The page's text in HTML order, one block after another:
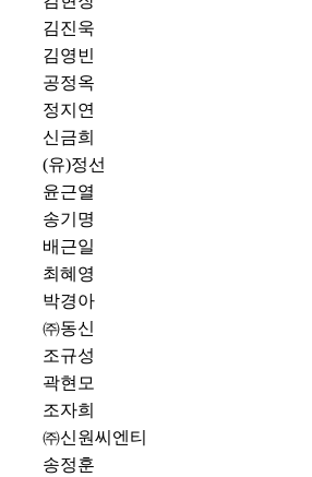
김진욱
김영빈
공정옥
정지연
신금희
(유)정선
윤근열
송기명
배근일
최혜영
박경아
㈜동신
조규성
곽현모
조자희
㈜신원씨엔티
송정훈